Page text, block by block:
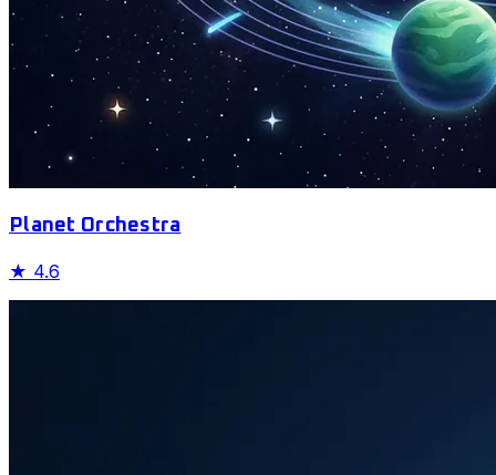
Planet Orchestra
★ 4.6